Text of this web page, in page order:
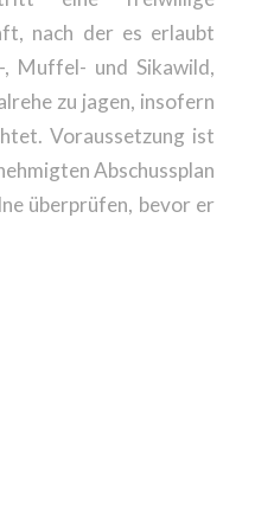
nach der es erlaubt
Muffel- und Sikawild,
zu jagen, insofern
Voraussetzung ist
Abschussplan
überprüfen, bevor er